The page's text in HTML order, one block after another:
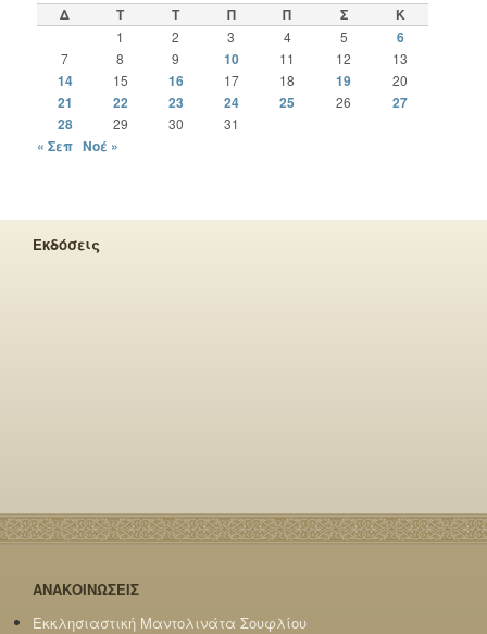
Δ Τ Τ Π Π Σ Κ
1 2 3 4 5 6
7 8 9 10 11 12 13
14 15 16 17 18 19 20
21 22 23 24 25 26
27
28
29 30 31
« Σεπ Νοέ »
Εκδόσεις
ΑΝΑΚΟΙΝΩΣΕΙΣ
Εκκλησιαστική Μαντολινάτα Σουφλίου